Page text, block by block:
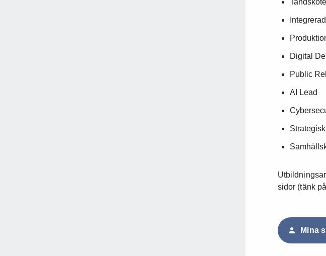
Digital
Public
AI Lead
sidor (tänk
Mina